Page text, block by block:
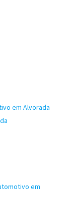
em Alvorada
em